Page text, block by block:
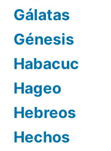
Gálatas
Génesis
Habacuc
Hageo
Hebreos
Hechos